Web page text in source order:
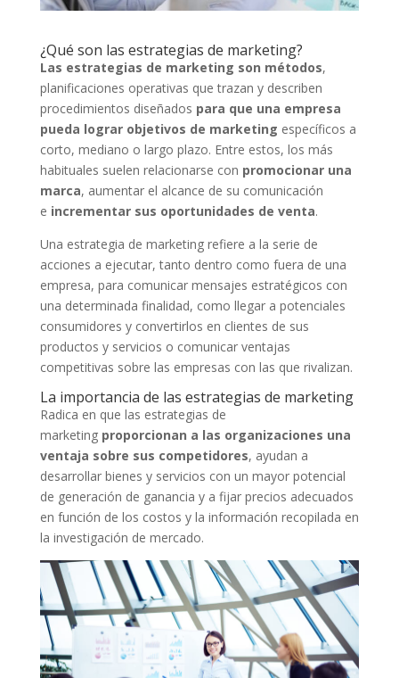
¿Qué son las estrategias de marketing?
Las estrategias de marketing son métodos,
planificaciones operativas que trazan y describen
procedimientos diseñados para que una empresa
pueda lograr objetivos de marketing específicos a
corto, mediano o largo plazo. Entre estos, los más
habituales suelen relacionarse con promocionar una
marca, aumentar el alcance de su comunicación
e incrementar sus oportunidades de venta.
Una estrategia de marketing refiere a la serie de
acciones a ejecutar, tanto dentro como fuera de una
empresa, para comunicar mensajes estratégicos con
una determinada finalidad, como llegar a potenciales
consumidores y convertirlos en clientes de sus
productos y servicios o comunicar ventajas
competitivas sobre las empresas con las que rivalizan.
La importancia de las estrategias de marketing
Radica en que las estrategias de
marketing proporcionan a las organizaciones una
ventaja sobre sus competidores, ayudan a
desarrollar bienes y servicios con un mayor potencial
de generación de ganancia y a fijar precios adecuados
en función de los costos y la información recopilada en
la investigación de mercado.